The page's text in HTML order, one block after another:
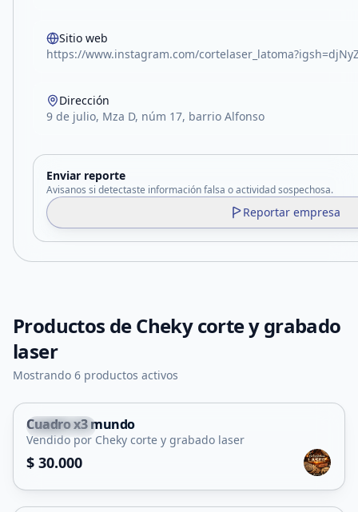
Sitio web
https://www.instagram.com/
Dirección
9 de julio, Mza D, núm 17, barrio Alfonso
Enviar reporte
Avisanos si detectaste información falsa o actividad sospechosa.
Reportar empresa
Productos deCheky corte y grabado
laser
Mostrando 6 productos activos
La Toma
Cuadro x3 mundo
Vendido por Cheky corte y grabado laser
$ 30.000